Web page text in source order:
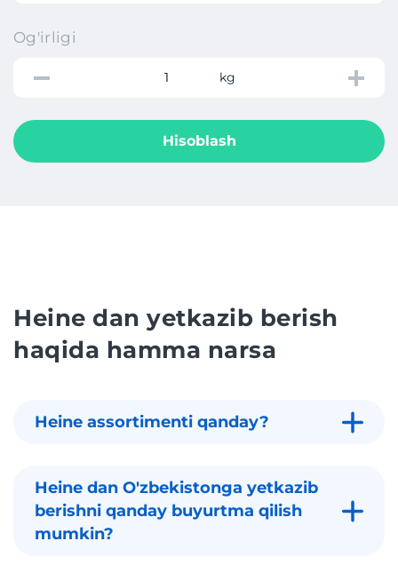
Og'irligi
kg
Hisoblash
Heine dan yetkazib berish
haqida hamma narsa
Heine assortimenti qanday?
Heine dan O'zbekistonga yetkazib
berishni qanday buyurtma qilish
mumkin?